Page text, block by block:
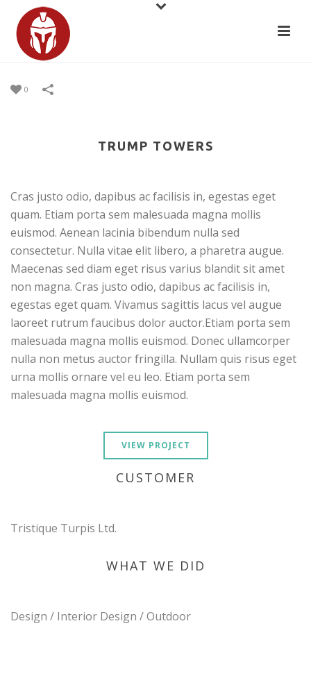
0
TRUMP TOWERS
Cras justo odio, dapibus ac facilisis in, egestas eget
quam. Etiam porta sem malesuada magna mollis
euismod. Aenean lacinia bibendum nulla sed
consectetur. Nulla vitae elit libero, a pharetra augue.
Maecenas sed diam eget risus varius blandit sit amet
non magna. Cras justo odio, dapibus ac facilisis in,
egestas eget quam. Vivamus sagittis lacus vel augue
laoreet rutrum faucibus dolor auctor.Etiam porta sem
malesuada magna mollis euismod. Donec ullamcorper
nulla non metus auctor fringilla. Nullam quis risus eget
urna mollis ornare vel eu leo. Etiam porta sem
malesuada magna mollis euismod.
VIEW PROJECT
CUSTOMER
Tristique Turpis Ltd.
WHAT WE DID
Design / Interior Design / Outdoor